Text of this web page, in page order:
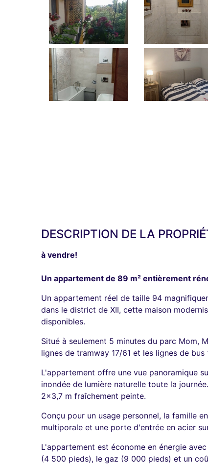
DESCRIPTION DE LA
à vendre!
Un appartement de 89 m² entièrement
Un appartement réel de taille 94
dans le district de XII, cette maison
disponibles.
Situé à seulement 5 minutes du parc Mom,
lignes de tramway 17/61 et les lignes de
L'appartement offre une vue panoramique
inondée de lumière naturelle toute la
2x3,7 m fraîchement peinte.
Conçu pour un usage personnel, la famille
multiporale et une porte d'entrée en acier
L'appartement est économe en énergie
(4 500 pieds), le gaz (9 000 pieds) et un